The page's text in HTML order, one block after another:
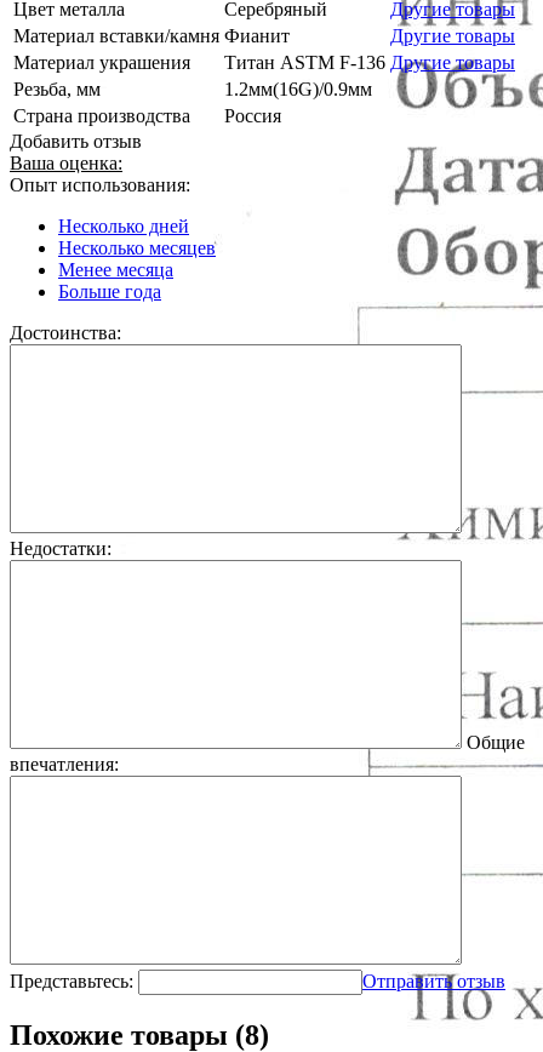
Цвет металла Серебряный
Другие товары
Материал вставки/камня Фианит
Другие товары
Материал украшения
Титан ASTM F-136 Другие товары
Резьба, мм
1.2мм(16G)/0.9мм
Страна производства
Россия
Добавить отзыв
Ваша оценка:
Опыт использования:
Несколько дней
Несколько месяцев
Менее месяца
Больше года
Достоинства:
Недостатки:
Общие
впечатления:
Представьтесь: Отправить отзыв
Похожие товары (8)